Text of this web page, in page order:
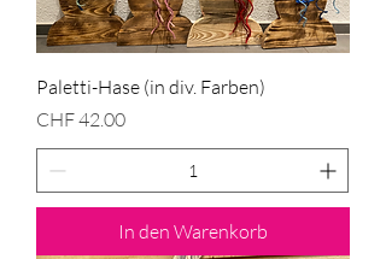
Paletti-Hase (in div. Farben)
Preis
CHF 42.00
In den Warenkorb